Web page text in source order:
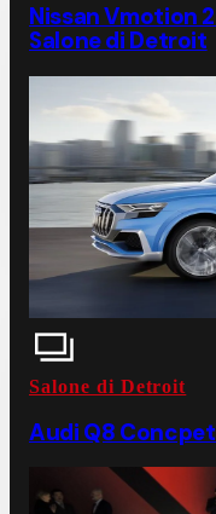
Nissan Vmotion
Salone di Detroit
Salone di Detroit
Audi Q8